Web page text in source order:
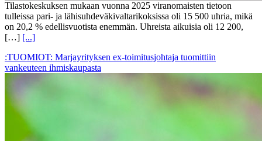
Tilastokeskuksen mukaan vuonna 2025 viranomaisten tietoon
tulleissa pari- ja lähisuhdeväkivaltarikoksissa oli 15 500 uhria, mikä
on 20,2 % edellisvuotista enemmän. Uhreista aikuisia oli 12 200,
[…] [...]
:TUOMIOT: Marjayrityksen ex-toimitusjohtaja tuomittiin
vankeuteen ihmiskaupasta